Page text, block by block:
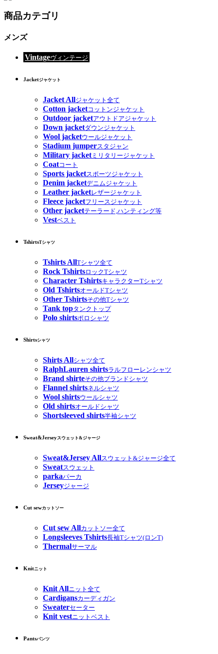
商品カテゴリ
メンズ
Vintageヴィンテージ
Jacketジャケット
Jacket Allジャケット全て
Cotton jacketコットンジャケット
Outdoor jacketアウトドアジャケット
Down jacketダウンジャケット
Wool jacketウールジャケット
Stadium jumperスタジャン
Military jacketミリタリージャケット
Coatコート
Sports jacketスポーツジャケット
Denim jacketデニムジャケット
Leather jacketレザージャケット
Fleece jacketフリースジャケット
Other jacketテーラード,ハンティング等
Vestベスト
TshirtsTシャツ
Tshirts AllTシャツ全て
Rock TshirtsロックTシャツ
Character TshirtsキャラクターTシャツ
Old TshirtsオールドTシャツ
Other Tshirtsその他Tシャツ
Tank topタンクトップ
Polo shirtsポロシャツ
Shirtsシャツ
Shirts Allシャツ全て
RalphLauren shirtsラルフローレンシャツ
Brand shirteその他ブランドシャツ
Flannel shirtsネルシャツ
Wool shirtsウールシャツ
Old shirtsオールドシャツ
Shortsleeved shirts半袖シャツ
Sweat&Jerseyスウェット&ジャージ
Sweat&Jersey Allスウェット&ジャージ全て
Sweatスウェット
parkaパーカ
Jerseyジャージ
Cut sewカットソー
Cut sew Allカットソー全て
Longsleeves Tshirts長袖Tシャツ(ロンT)
Thermalサーマル
Knitニット
Knit Allニット全て
Cardigansカーディガン
Sweaterセーター
Knit vestニットベスト
Pantsパンツ